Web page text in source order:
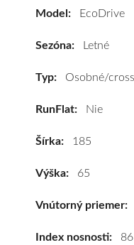
86H
kúpite
Model: EcoDrive
Sezóna: Letné
Typ: Osobné/
RunFlat: Nie
Šírka: 185
Výška: 65
Vnútorný priemer:
Index nosnosti: 86